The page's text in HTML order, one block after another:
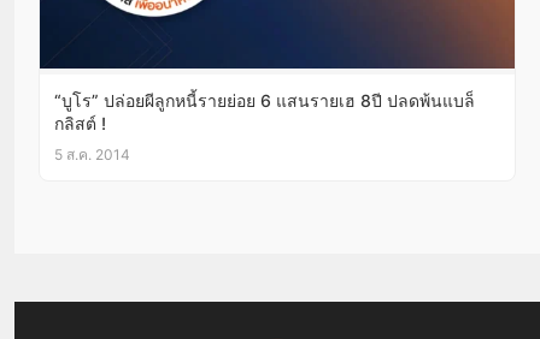
“บูโร” ปล่อยผีลูกหนี้รายย่อย 6 แสนรายเฮ 8ปี ปลดพ้นแบล็
กลิสต์ !
5 ส.ค. 2014